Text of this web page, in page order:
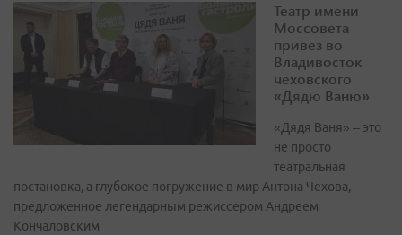
Театр имени
Моссовета
привез во
Владивосток
чеховского
«Дядю Ваню»
«Дядя Ваня» – это
не просто
театральная
постановка, а глубокое погружение в мир Антона Чехова,
предложенное легендарным режиссером Андреем
Кончаловским